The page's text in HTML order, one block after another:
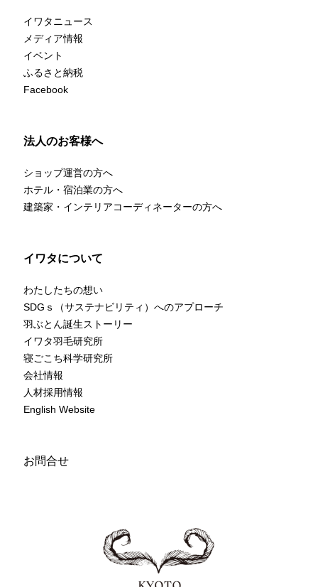
イワタニュース
メディア情報
イベント
ふるさと納税
Facebook
法人のお客様へ
ショップ運営の方へ
ホテル・宿泊業の方へ
建築家・インテリアコーディネーターの方へ
イワタについて
わたしたちの想い
SDGｓ（サステナビリティ）へのアプローチ
羽ぶとん誕生ストーリー
イワタ羽毛研究所
寝ごこち科学研究所
会社情報
人材採用情報
English Website
お問合せ